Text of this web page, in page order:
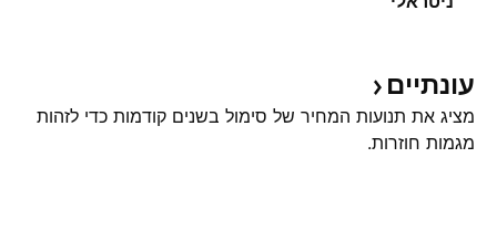
עונתיים
מציג את תנועות המחיר של סימול בשנים קודמות כדי לזהות
מגמות חוזרות.